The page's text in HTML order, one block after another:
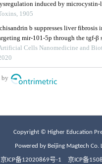
Copyright © Higher Education
Powered by Beijing Magtech Co.
京ICP备12020869号-1 京ICP备